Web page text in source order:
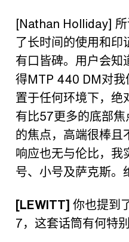
[Nathan Holliday]
了长时间的使用和印
有口皆碑。用户会知
得MTP 440 DM对
置于任何环境下，绝
有比57更多的底部
的焦点，高端很棒且
响应也无与伦比，我
号、小号及萨克斯。
[LEWITT] 你也提到
7，这套话筒有何特